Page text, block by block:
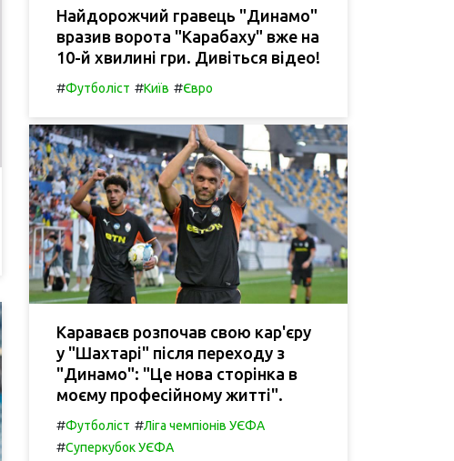
Найдорожчий гравець "Динамо"
вразив ворота "Карабаху" вже на
10-й хвилині гри. Дивіться відео!
#Футболіст #Київ #Євро
Караваєв розпочав свою кар'єру
у "Шахтарі" після переходу з
"Динамо": "Це нова сторінка в
моєму професійному житті".
#Футболіст #Ліга чемпіонів УЄФА
#Суперкубок УЄФА